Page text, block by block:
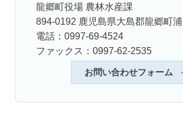
龍郷町役場 農林水産課
894-0192 鹿児島県大島郡龍郷町
電話：0997-69-4524
ファックス：0997-62-2535
お問い合わせフォーム